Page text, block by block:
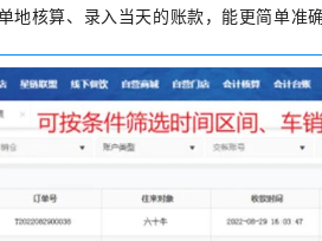
核算、录入当天的账款，能更简单准